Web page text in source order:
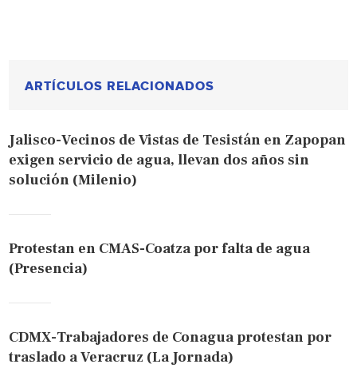
ARTÍCULOS RELACIONADOS
Jalisco-Vecinos de Vistas de Tesistán en Zapopan
exigen servicio de agua, llevan dos años sin
solución (Milenio)
Protestan en CMAS-Coatza por falta de agua
(Presencia)
CDMX-Trabajadores de Conagua protestan por
traslado a Veracruz (La Jornada)